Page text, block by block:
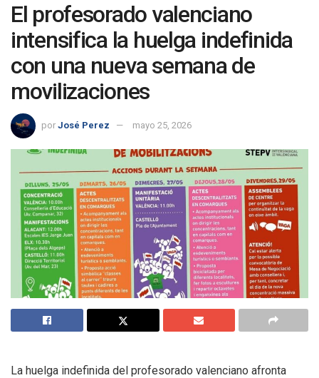
El profesorado valenciano
intensifica la huelga indefinida
con una nueva semana de
movilizaciones
por José Perez mayo 25, 2026
La huelga indefinida del profesorado valenciano afronta